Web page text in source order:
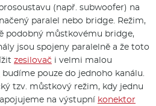
(např. subwoofer) na
paralel nebo bridge. Režim,
podobný můstkovému bridge,
jsou spojeny paralelně a že toto
zesilovač i velmi malou
budíme pouze do jednoho kanálu.
tzv. můstkový režim, kdy jednu
na výstupní konektor